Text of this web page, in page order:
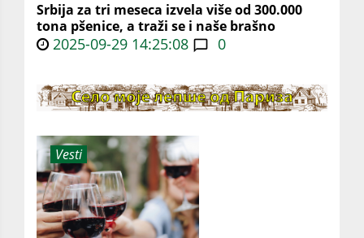
Srbija za tri meseca izvela više od 300.000
tona pšenice, a traži se i naše brašno
2025-09-29 14:25:08 0
Vesti